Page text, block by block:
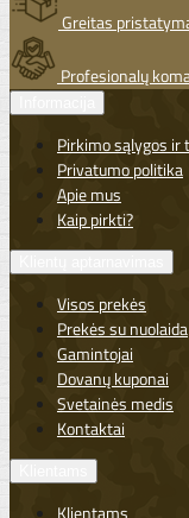
Greitas
Profesionalų
Pirkimo sąlygos ir
Privatumo politika
Apie mus
Kaip pirkti?
Visos prekės
Prekės su nuolaida
Gamintojai
Dovanų kuponai
Svetainės medis
Kontaktai
Klientams